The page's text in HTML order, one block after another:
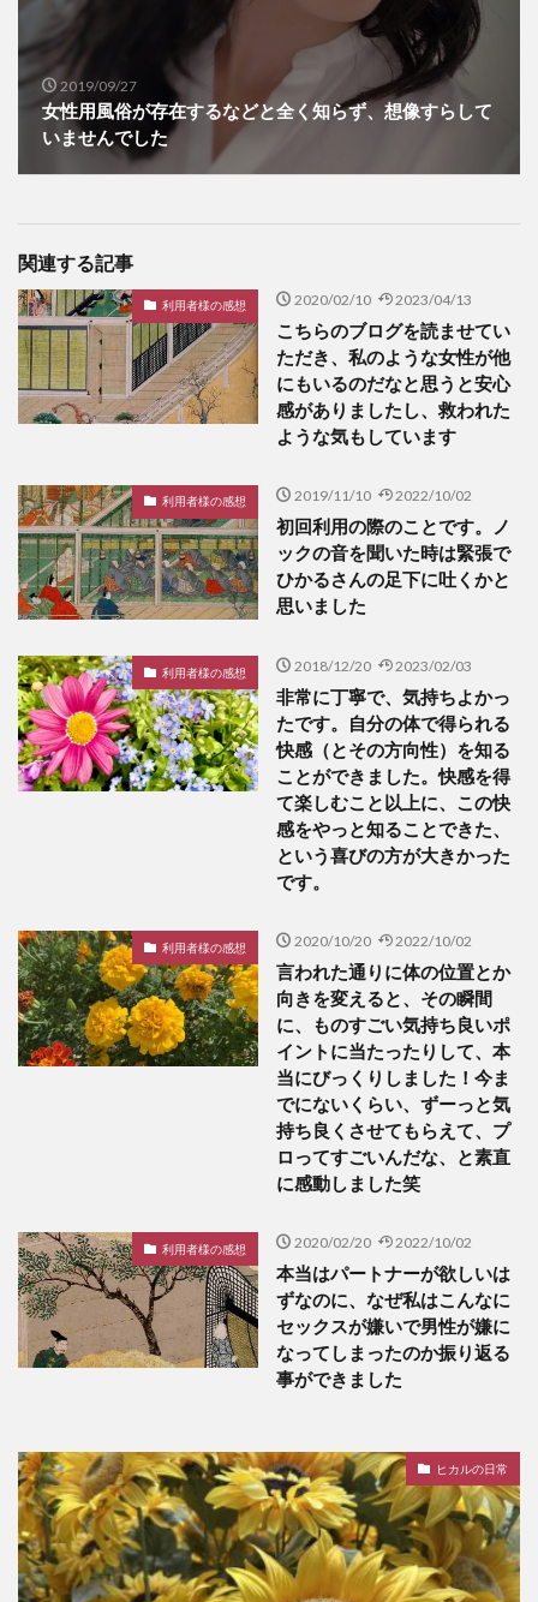
2019/09/27
女性用風俗が存在するなどと全く知らず、想像すらして
いませんでした
関連する記事
利用者様の感想 2020/02/10 2023/04/13
こちらのブログを読ませてい
ただき、私のような女性が他
にもいるのだなと思うと安心
感がありましたし、救われた
ような気もしています
利用者様の感想 2019/11/10 2022/10/02
初回利用の際のことです。ノ
ックの音を聞いた時は緊張で
ひかるさんの足下に吐くかと
思いました
利用者様の感想 2018/12/20 2023/02/03
非常に丁寧で、気持ちよかっ
たです。自分の体で得られる
快感（とその方向性）を知る
ことができました。快感を得
て楽しむこと以上に、この快
感をやっと知ることできた、
という喜びの方が大きかった
です。
利用者様の感想 2020/10/20 2022/10/02
言われた通りに体の位置とか
向きを変えると、その瞬間
に、ものすごい気持ち良いポ
イントに当たったりして、本
当にびっくりしました！今ま
でにないくらい、ずーっと気
持ち良くさせてもらえて、プ
ロってすごいんだな、と素直
に感動しました笑
利用者様の感想 2020/02/20 2022/10/02
本当はパートナーが欲しいは
ずなのに、なぜ私はこんなに
セックスが嫌いで男性が嫌に
なってしまったのか振り返る
事ができました
ヒカルの日常